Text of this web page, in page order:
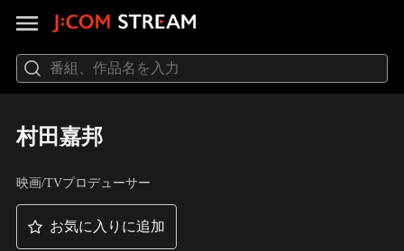
村田嘉邦
映画/TVプロデューサー
お気に入りに追加